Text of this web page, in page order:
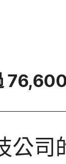
76,
公司​